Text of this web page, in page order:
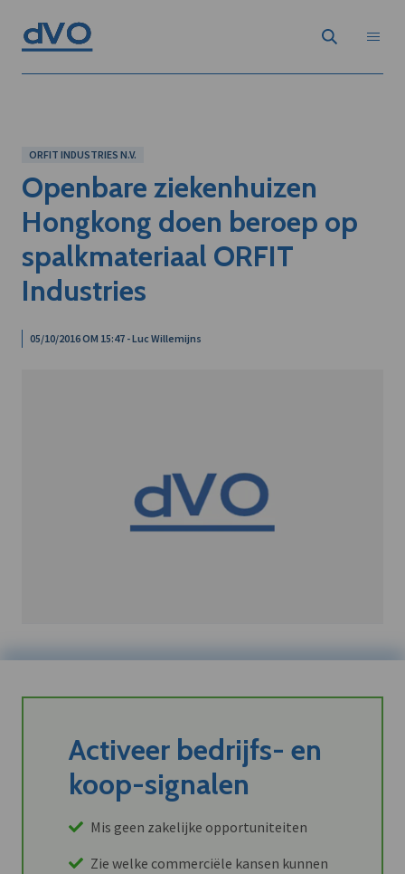
ORFIT INDUSTRIES N.V.
Openbare ziekenhuizen
Hongkong doen beroep op
spalkmateriaal ORFIT
Industries
05/10/2016 OM 15:47 - Luc Willemijns
Activeer bedrijfs- en
koop-signalen
Mis geen zakelijke opportuniteiten
Zie welke commerciële kansen kunnen